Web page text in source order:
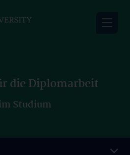
die Diplomarbeit
Studium